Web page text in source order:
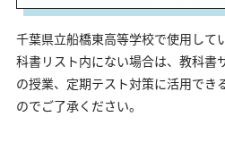
千葉県立船橋東高等学校で使用して
科書リスト内にない場合は、教科書
の授業、定期テスト対策に活用でき
のでご了承ください。